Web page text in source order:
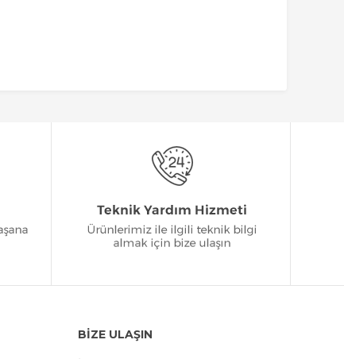
BİZE ULAŞIN